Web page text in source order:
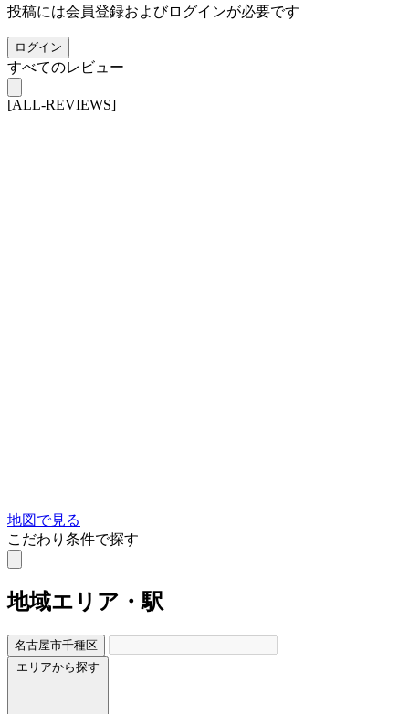
投稿には会員登録およびログインが必要です
ログイン
すべてのレビュー
[ALL-REVIEWS]
地図で見る
こだわり条件で探す
地域エリア・駅
名古屋市千種区
エリアから探す